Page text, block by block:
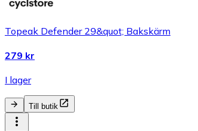
Topeak Defender 29&quot; Bakskärm
279 kr
I lager
Till butik